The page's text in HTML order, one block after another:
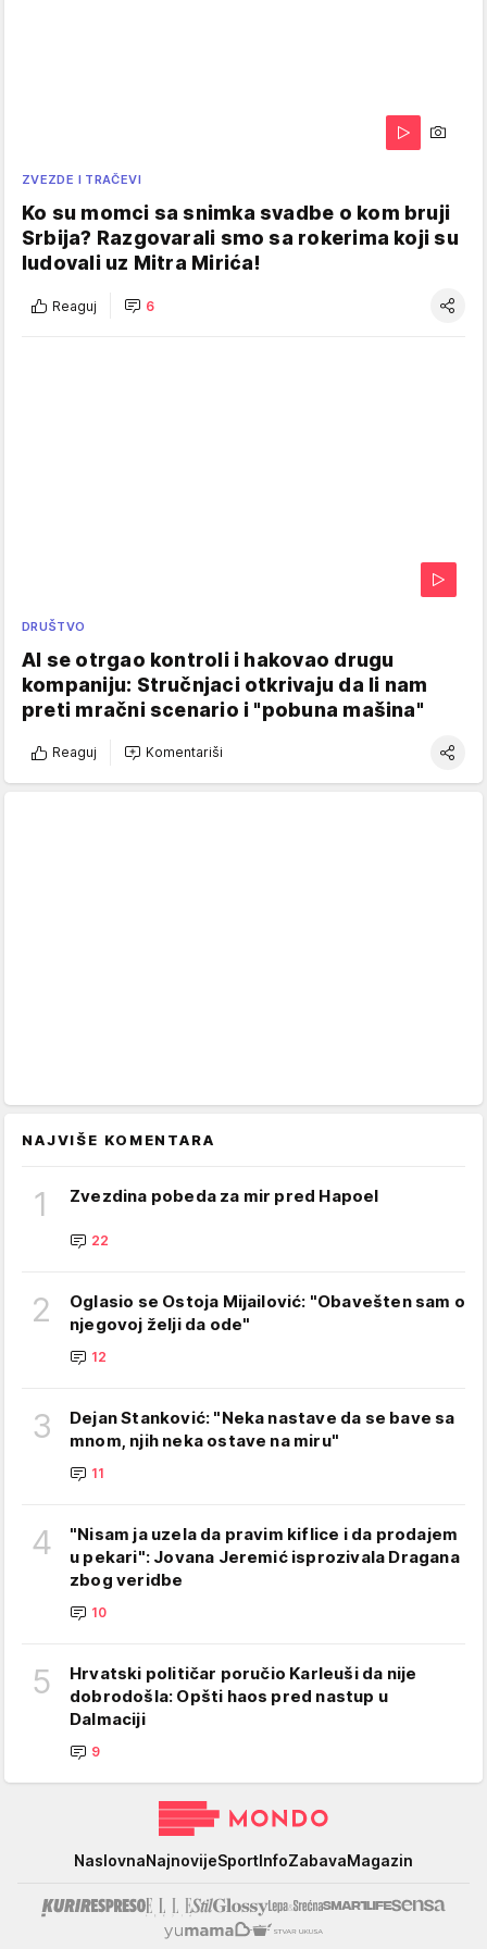
ZVEZDE I TRAČEVI
Ko su momci sa snimka svadbe o kom bruji
Srbija? Razgovarali smo sa rokerima koji su
ludovali uz Mitra Mirića!
Reaguj 6
DRUŠTVO
AI se otrgao kontroli i hakovao drugu
kompaniju: Stručnjaci otkrivaju da li nam
preti mračni scenario i "pobuna mašina"
Reaguj Komentariši
NAJVIŠE KOMENTARA
1 Zvezdina pobeda za mir pred Hapoel
22
2
Oglasio se Ostoja Mijailović: "Obavešten sam o
njegovoj želji da ode"
12
3
Dejan Stanković: "Neka nastave da se bave sa
mnom, njih neka ostave na miru"
11
4
"Nisam ja uzela da pravim kiflice i da prodajem
u pekari": Jovana Jeremić isprozivala Dragana
zbog veridbe
10
5
Hrvatski političar poručio Karleuši da nije
dobrodošla: Opšti haos pred nastup u
Dalmaciji
9
NaslovnaNajnovijeSportInfoZabavaMagazin